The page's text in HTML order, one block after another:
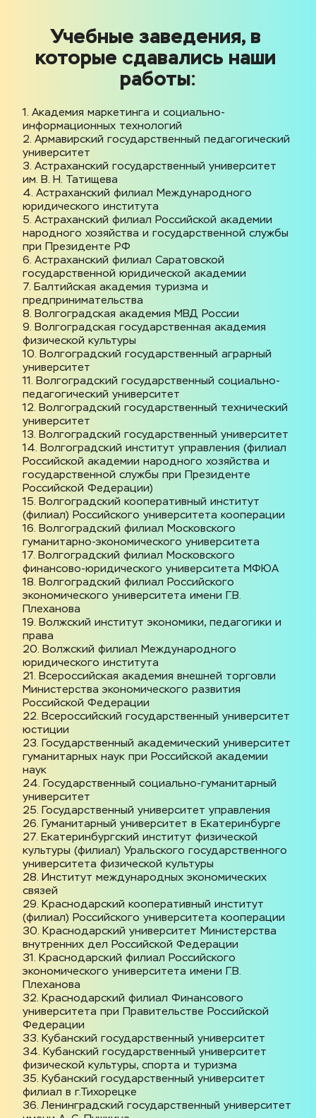
Учебные заведения, в
которые сдавались наши
работы:
1. Академия маркетинга и социально-
информационных технологий
2. Армавирский государственный педагогический
университет
3. Астраханский государственный университет
им. В. Н. Татищева
4. Астраханский филиал Международного
юридического института
5. Астраханский филиал Российской академии
народного хозяйства и государственной службы
при Президенте РФ
6. Астраханский филиал Саратовской
государственной юридической академии
7. Балтийская академия туризма и
предпринимательства
8. Волгоградская академия МВД России
9. Волгоградская государственная академия
физической культуры
10. Волгоградский государственный аграрный
университет
11. Волгоградский государственный социально-
педагогический университет
12. Волгоградский государственный технический
университет
13. Волгоградский государственный университет
14. Волгоградский институт управления (филиал
Российской академии народного хозяйства и
государственной службы при Президенте
Российской Федерации)
15. Волгоградский кооперативный институт
(филиал) Российского университета кооперации
16. Волгоградский филиал Московского
гуманитарно-экономического университета
17. Волгоградский филиал Московского
финансово-юридического университета МФЮА
18. Волгоградский филиал Российского
экономического университета имени Г.В.
Плеханова
19. Волжский институт экономики, педагогики и
права
20. Волжский филиал Международного
юридического института
21. Всероссийская академия внешней торговли
Министерства экономического развития
Российской Федерации
22. Всероссийский государственный университет
юстиции
23. Государственный академический университет
гуманитарных наук при Российской академии
наук
24. Государственный социально-гуманитарный
университет
25. Государственный университет управления
26. Гуманитарный университет в Екатеринбурге
27. Екатеринбургский институт физической
культуры (филиал) Уральского государственного
университета физической культуры
28. Институт международных экономических
связей
29. Краснодарский кооперативный институт
(филиал) Российского университета кооперации
30. Краснодарский университет Министерства
внутренних дел Российской Федерации
31. Краснодарский филиал Российского
экономического университета имени Г.В.
Плеханова
32. Краснодарский филиал Финансового
университета при Правительстве Российской
Федерации
33. Кубанский государственный университет
34. Кубанский государственный университет
физической культуры, спорта и туризма
35. Кубанский государственный университет
филиал в г.Тихорецке
36. Ленинградский государственный университет